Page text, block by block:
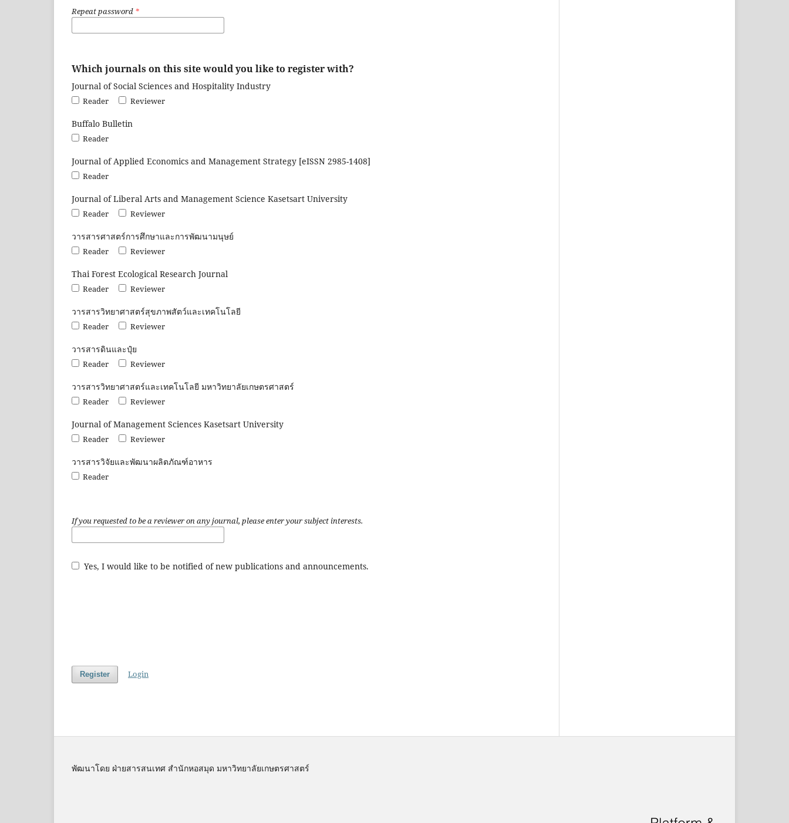
Repeat password *
Which journals on this site would you like to register with?
Journal of Social Sciences and Hospitality Industry
Reader Reviewer
Buffalo Bulletin
Reader
Journal of Applied Economics and Management Strategy [eISSN 2985-1408]
Reader
Journal of Liberal Arts and Management Science Kasetsart University
Reader Reviewer
วารสารศาสตร์การศึกษาและการพัฒนามนุษย์
Reader Reviewer
Thai Forest Ecological Research Journal
Reader Reviewer
วารสารวิทยาศาสตร์สุขภาพสัตว์และเทคโนโลยี
Reader Reviewer
วารสารดินและปุ๋ย
Reader Reviewer
วารสารวิทยาศาสตร์และเทคโนโลยี มหาวิทยาลัยเกษตรศาสตร์
Reader Reviewer
Journal of Management Sciences Kasetsart University
Reader Reviewer
วารสารวิจัยและพัฒนาผลิตภัณฑ์อาหาร
Reader
If you requested to be a reviewer on any journal, please enter your subject interests.
Yes, I would like to be notified of new publications and announcements.
Register Login
พัฒนาโดย ฝ่ายสารสนเทศ สำนักหอสมุด มหาวิทยาลัยเกษตรศาสตร์